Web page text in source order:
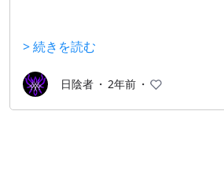
いけないのは賛否両論あると思い
ら挑めるエンドコンテンツのようで
なくて嫌いじゃないです。
> 続きを読む
日陰者 ・ 2年前 ・